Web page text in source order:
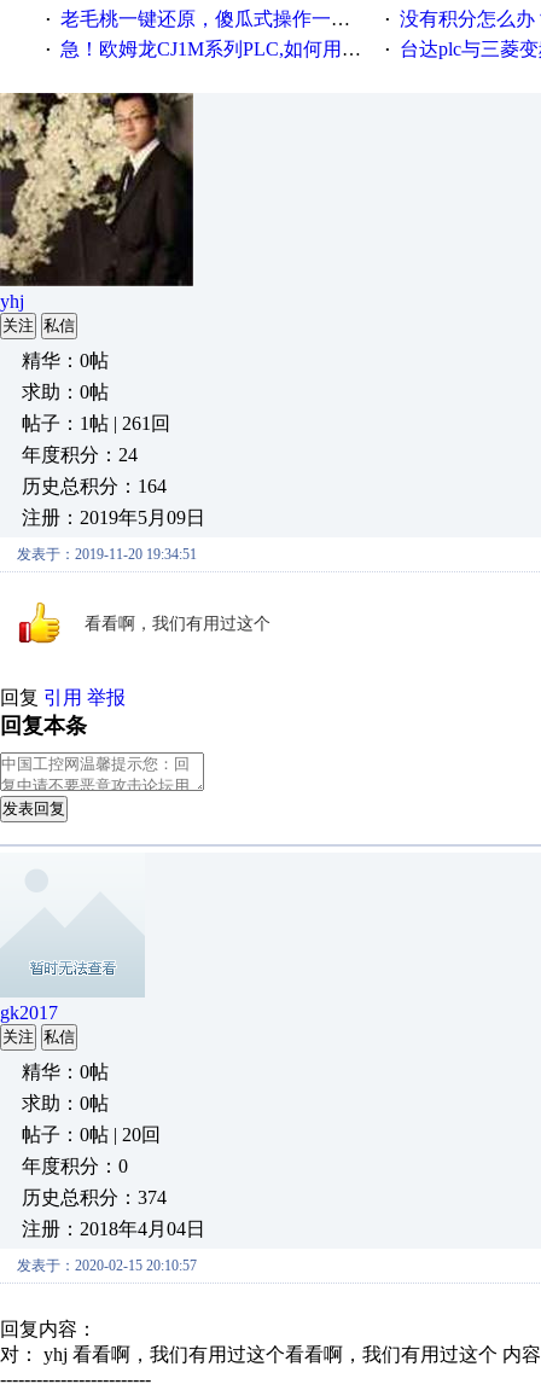
· 老毛桃一键还原，傻瓜式操作一键轻松备份还原；程序为向导式安装，一键即可实现自动备份或还原系统。 · 没有积分怎么办
· 急！欧姆龙CJ1M系列PLC,如何用时间控制变频器。要求时间在组态王中可以自由输入！拜托各位大神了！ · 台达plc与三菱
yhj
关注 私信
精华：0帖
求助：0帖
帖子：1帖 | 261回
年度积分：24
历史总积分：164
注册：2019年5月09日
发表于：2019-11-20 19:34:51
看看啊，我们有用过这个
回复 引用 举报
回复本条
发表回复
gk2017
关注 私信
精华：0帖
求助：0帖
帖子：0帖 | 20回
年度积分：0
历史总积分：374
注册：2018年4月04日
发表于：2020-02-15 20:10:57
回复内容：
对： yhj 看看啊，我们有用过这个看看啊，我们有用过这个 内
-------------------------